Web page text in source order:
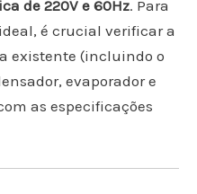
de 220V e 60Hz. Para
é crucial verificar a
existente (incluindo o
evaporador e
as especificações